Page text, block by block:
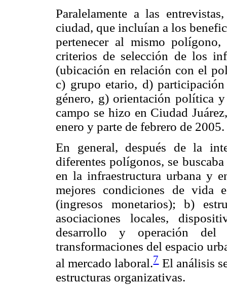
Paralelamente a las
ciudad, que incluían a los
pertenecer al mismo
criterios de selección de los
(ubicación en relación con el
c) grupo etario, d)
género, g) orientación política
campo se hizo en Ciudad
enero y parte de febrero de 2005.
En general, después de la
diferentes polígonos, se
en la infraestructura urbana y
mejores condiciones de vida
(ingresos monetarios); b)
asociaciones locales,
desarrollo y operación
transformaciones del espacio
al mercado laboral.7El análisis
estructuras organizativas.